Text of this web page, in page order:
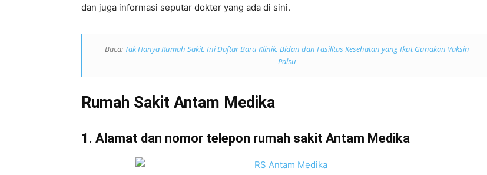
dan juga informasi seputar dokter yang ada di sini.
Baca: Tak Hanya Rumah Sakit, Ini Daftar Baru Klinik, Bidan dan Fasilitas Kesehatan yang Ikut Gunakan Vaksin
Palsu
Rumah Sakit Antam Medika
1. Alamat dan nomor telepon rumah sakit Antam Medika